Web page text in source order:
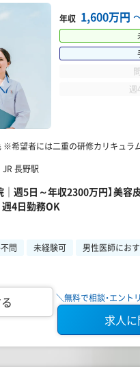
年収 1,600万円
週
※希望者には二重の研修カリキュラ
JR 長野駅
｜週5日～年収2300万円】美容
週4日勤務OK
問 未経験可 男性医師にお
＼無料で相談・エント
求人